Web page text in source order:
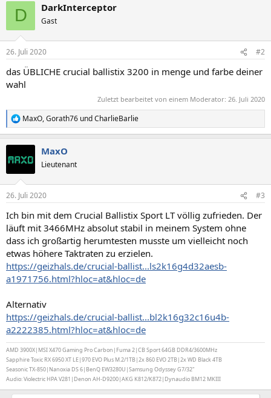
D DarkInterceptor
Gast
26. Juli 2020 #2
das ÜBLICHE crucial ballistix 3200 in menge und farbe deiner
wahl
Zuletzt bearbeitet von einem Moderator: 26. Juli 2020
R
e
t
e
:
MaxO,Gorath76 undCharlieBarlie
MaxO
Lieutenant
26. Juli 2020 #3
Ich bin mit dem Crucial Ballistix Sport LT völlig zufrieden. Der
läuft mit 3466MHz absolut stabil in meinem System ohne
dass ich großartig herumtesten musste um vielleicht noch
etwas höhere Taktraten zu erzielen.
https://geizhals.de/crucial-ballist...ls2k16g4d32aesb-
a1971756.html?hloc=at&hloc=de
Alternativ
https://geizhals.de/crucial-ballist...bl2k16g32c16u4b-
a2222385.html?hloc=at&hloc=de
AMD 3900X|MSI X470 Gaming Pro Carbon|Fuma 2|CB Sport 64GB DDR4/3600MHz
Sapphire Toxic RX 6950 XT LE|970 EVO Plus M.2/1TB|2x 860 EVO 2TB|2x WD Black 4TB
Seasonic TX-850|Nanoxia DS 6|BenQ EW3280U|Samsung Odyssey G7/32"
Audio: Violectric HPA V281|Denon AH-D9200|AKG K812/K872|Dynaudio BM12 MKIII